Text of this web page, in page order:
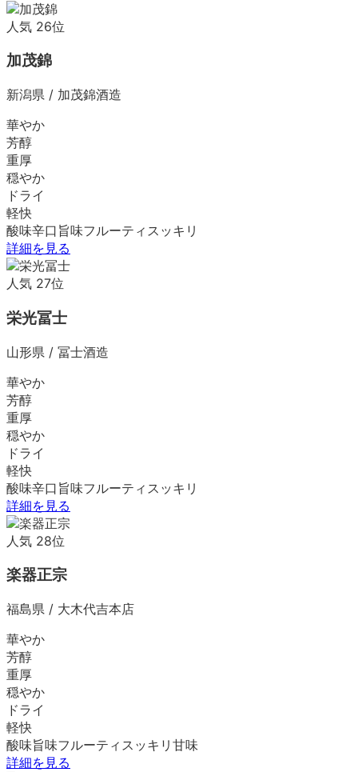
人気 26位
加茂錦
新潟県 / 加茂錦酒造
華やか
芳醇
重厚
穏やか
ドライ
軽快
酸味辛口 旨味フルーティ スッキリ
詳細を見る
人気 27位
栄光冨士
山形県 / 冨士酒造
華やか
芳醇
重厚
穏やか
ドライ
軽快
酸味辛口 旨味フルーティ スッキリ
詳細を見る
人気 28位
楽器正宗
福島県 / 大木代吉本店
華やか
芳醇
重厚
穏やか
ドライ
軽快
酸味旨味フルーティ スッキリ 甘味
詳細を見る